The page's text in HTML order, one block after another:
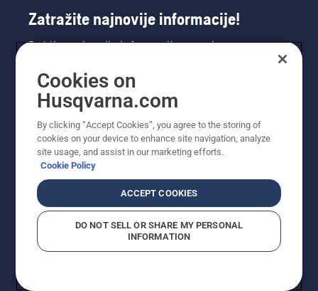
Zatražite najnovije informacije!
Dobijte najnovije informacije o novim
toga. Ovdje se registrirajte za naš bilten.
Cookies on
Husqvarna.com
By clicking “Accept Cookies”, you agree to the storing of
cookies on your device to enhance site navigation, analyze
site usage, and assist in our marketing efforts.
Cookie Policy
ACCEPT COOKIES
DO NOT SELL OR SHARE MY PERSONAL
INFORMATION